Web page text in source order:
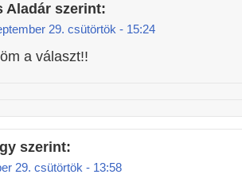
Aladár szerint:
29. csütörtök - 15:24
a választ!!
szerint:
29. csütörtök - 13:58